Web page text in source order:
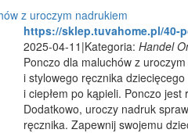
z uroczym nadrukiem
https://sklep.tuvahome.pl/40-
2025-04-11 |Kategoria: Handel
Ponczo dla maluchów z
i stylowego ręcznika
i ciepłem po kąpieli. Ponczo
Dodatkowo, uroczy nadruk
ręcznika. Zapewnij swojemu